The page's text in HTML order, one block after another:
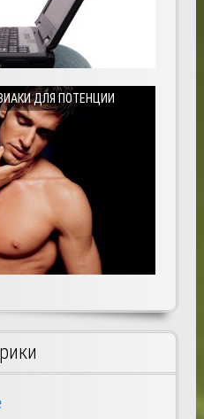
ДЛЯ ПОТЕНЦИИ